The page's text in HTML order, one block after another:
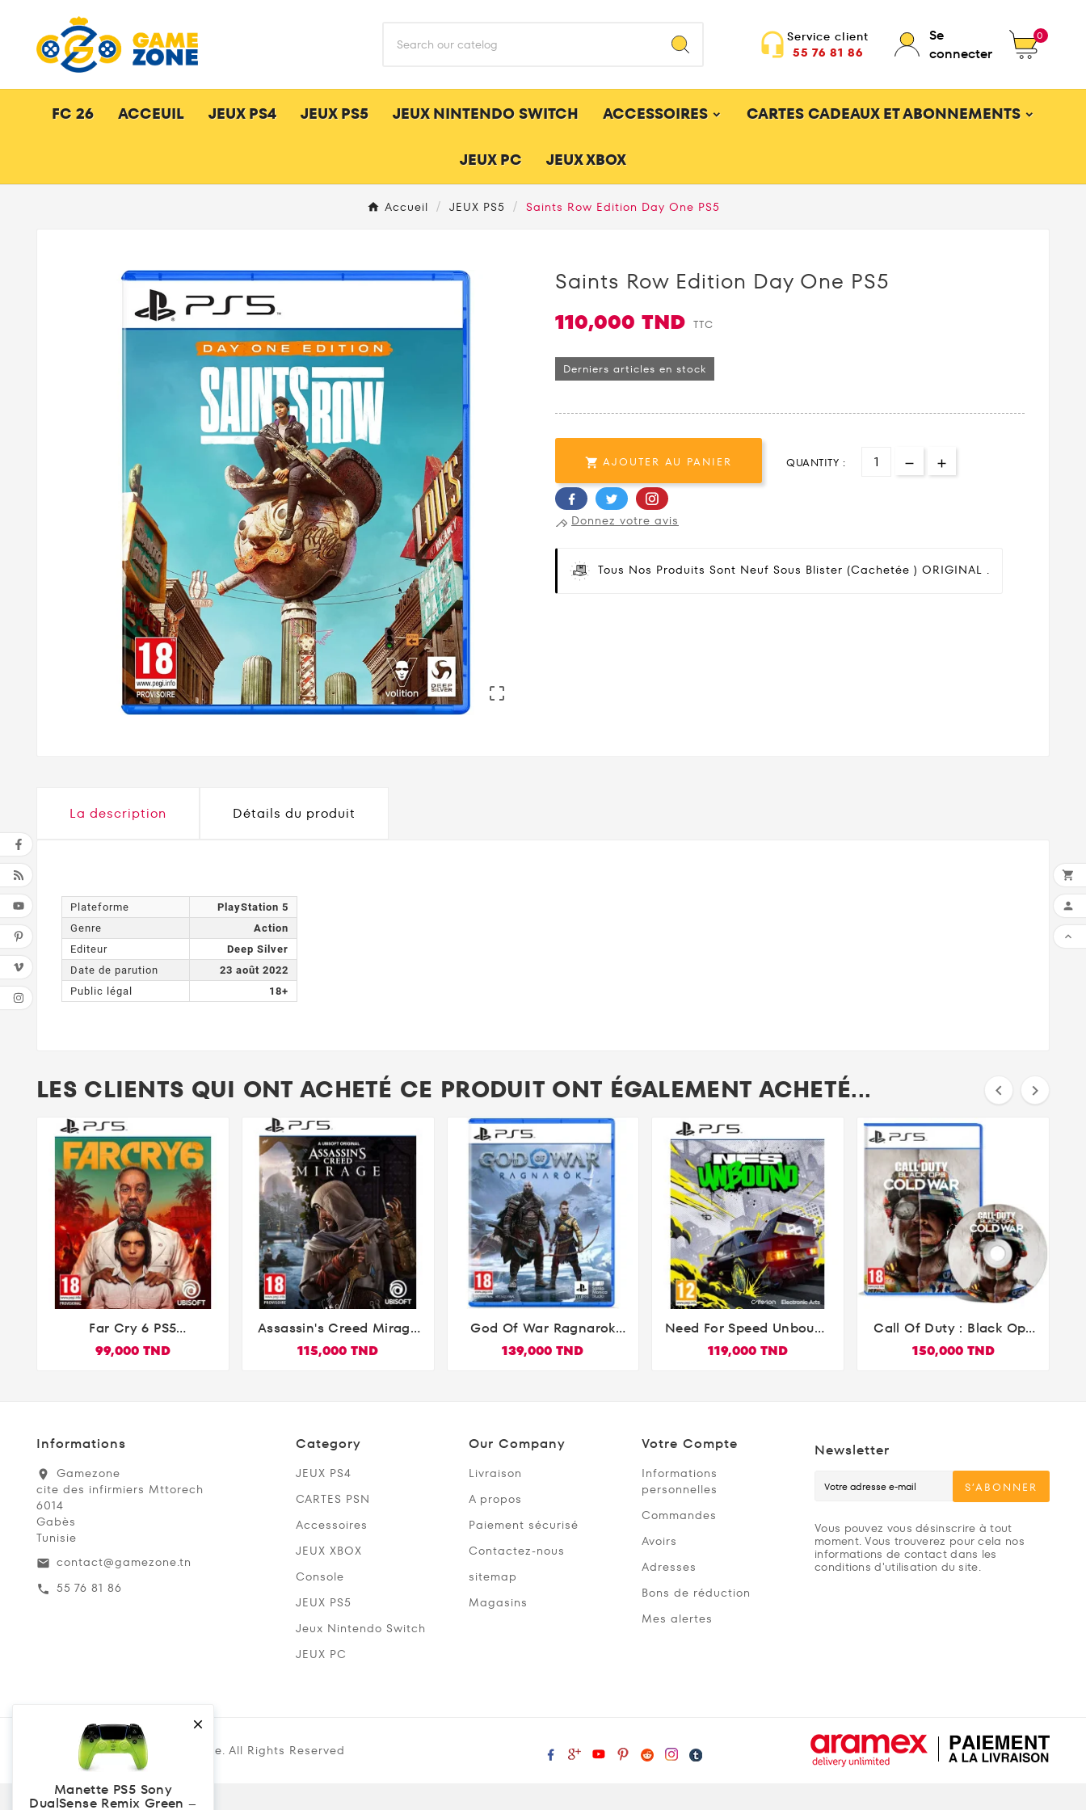

Manette PS5 Sony
DualSense Remix Green –
headset_mic Service client
55 76 81 86
Se
connecter
0
FC 26 ACCEUIL JEUX PS4 JEUX PS5 JEUX NINTENDO SWITCH ACCESSOIRES CARTES CADEAUX ET ABONNEMENTS
JEUX PC JEUX XBOX
Accueil JEUX PS5 Saints Row Edition Day One PS5

Saints Row Edition Day One PS5
110,000 TND TTC
Derniers articles en stock
 AJOUTER AU PANIER QUANTITY :
Donnez votre avis
Tous Nos Produits Sont Neuf Sous Blister (cachetée ) ORIGINAL .
La description Détails du produit
Plateforme
PlayStation 5
Genre
Action
Editeur
Deep Silver
Date de parution
23 août 2022
Public légal
18+
LES CLIENTS QUI ONT ACHETÉ CE PRODUIT ONT ÉGALEMENT ACHETÉ...  

Far Cry 6 PS5
(Playstation 5)
99,000 TND

Assassin's Creed Mirage
PS5
115,000 TND

God Of War Ragnarok
PS5
139,000 TND

Need For Speed Unbound
PS5
119,000 TND

Call Of Duty : Black Ops
Cold War PS5
150,000 TND
Informations
location_on
Gamezone
cite des infirmiers Mttorech
6014
Gabès
Tunisie
email contact@gamezone.tn
call 55 76 81 86
Category
JEUX PS4
CARTES PSN
Accessoires
JEUX XBOX
Console
JEUX PS5
Jeux Nintendo Switch
JEUX PC
Our Company
Livraison
A propos
Paiement sécurisé
Contactez-nous
sitemap
Magasins
Votre Compte
Informations
personnelles
Commandes
Avoirs
Adresses
Bons de réduction
Mes alertes
Newsletter
S’ABONNER
Vous pouvez vous désinscrire à tout
moment. Vous trouverez pour cela nos
informations de contact dans les
conditions d'utilisation du site.



Copyright @ 2019 Gamezone. All Rights Reserved